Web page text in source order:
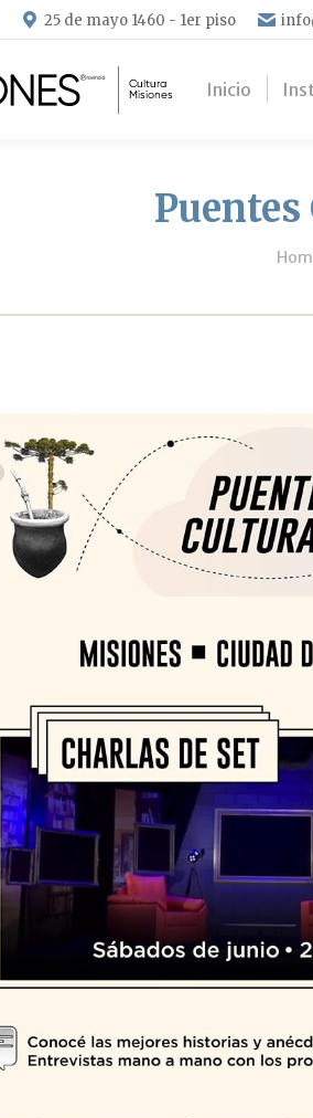
25 de mayo 1460 - 1er piso
Inicio